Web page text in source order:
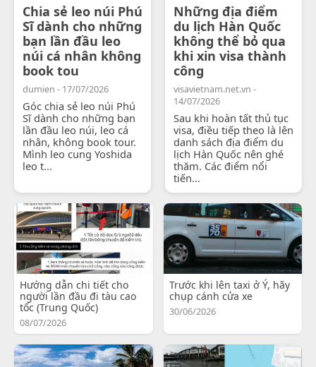
Chia sẻ leo núi Phú
Sĩ dành cho những
bạn lần đầu leo
núi cá nhân không
book tou
dumien - 17/07/2026
Góc chia sẻ leo núi Phú
Sĩ dành cho những bạn
lần đầu leo núi, leo cá
nhân, không book tour.
Mình leo cung Yoshida
leo t...
Những địa điểm
du lịch Hàn Quốc
không thể bỏ qua
khi xin visa thành
công
visavietnam.net.vn -
14/07/2026
Sau khi hoàn tất thủ tục
visa, điều tiếp theo là lên
danh sách địa điểm du
lịch Hàn Quốc nên ghé
thăm. Các điểm nổi
tiến...
Hướng dẫn chi tiết cho
người lần đầu đi tàu cao
tốc (Trung Quốc)
08/07/2026
Trước khi lên taxi ở Ý, hãy
chụp cánh cửa xe
30/06/2026